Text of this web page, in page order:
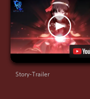
Story-Trailer